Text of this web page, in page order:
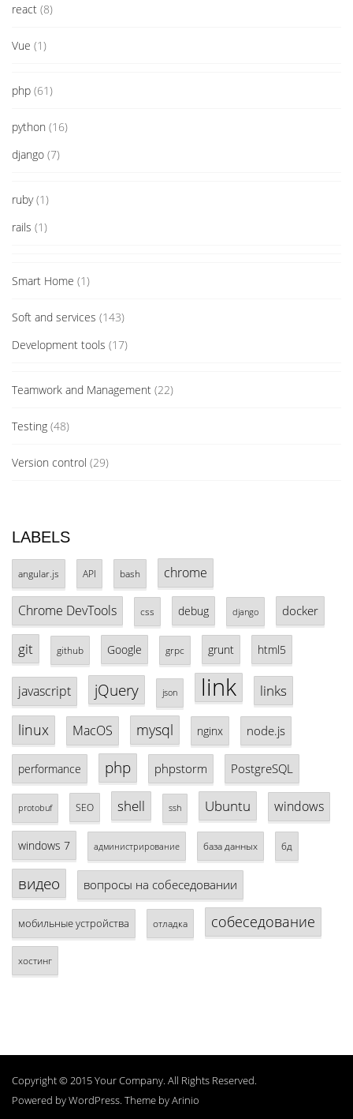
react (8)
Vue (1)
php (61)
python (16)
django (7)
ruby(1)
rails (1)
Smart Home (1)
Soft and services (143)
Development tools (17)
Teamwork and Management (22)
Testing (48)
Version control (29)
LABELS
angular.js API bash chrome
Chrome DevTools css debug django docker
git github Google grpc grunt html5
javascript jQuery json link links
linux MacOS mysql nginx node.js
performance php phpstorm PostgreSQL
protobuf SEO shell ssh Ubuntu windows
windows 7 администрирование база данных бд
видео вопросы на собеседовании
мобильные устройства отладка собеседование
хостинг
Copyright © 2015 Your Company. All Rights Reserved.
Powered byWordPress. Theme byArinio